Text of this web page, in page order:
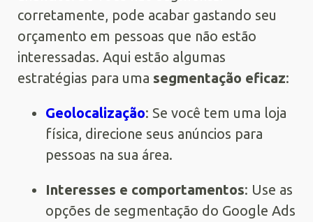
corretamente, pode acabar gastando seu
orçamento em pessoas que não estão
interessadas. Aqui estão algumas
estratégias para uma segmentação eficaz:
Geolocalização: Se você tem uma loja
física, direcione seus anúncios para
pessoas na sua área.
Interesses e comportamentos: Use as
opções de segmentação do Google Ads